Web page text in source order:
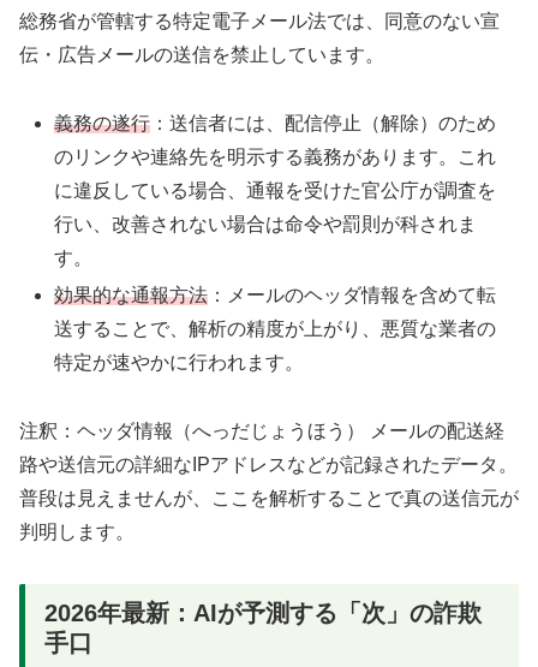
総務省が管轄する特定電子メール法では、同意のない宣
伝・広告メールの送信を禁止しています。
義務の遂行 ：送信者には、配信停止（解除）のため
のリンクや連絡先を明示する義務があります。これ
に違反している場合、通報を受けた官公庁が調査を
行い、改善されない場合は命令や罰則が科されま
す。
効果的な通報方法 ：メールのヘッダ情報を含めて転
送することで、解析の精度が上がり、悪質な業者の
特定が速やかに行われます。
注釈：ヘッダ情報（へっだじょうほう） メールの配送経
路や送信元の詳細なIPアドレスなどが記録されたデータ。
普段は見えませんが、ここを解析することで真の送信元が
判明します。
2026年最新：AIが予測する「次」の詐欺
手口